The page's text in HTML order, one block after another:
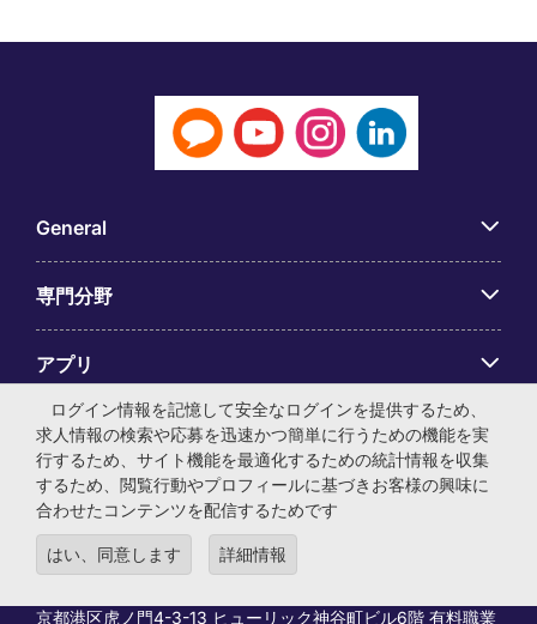
General
専門分野
アプリ
Employer Centre
© マイケル・ペイジ・インターナショナル・ジャパン株式会
京都港区虎ノ門4-3-13 ヒューリック神谷町ビル6階 有料職業
ログイン情報を記憶して安全なログインを提供するため、
求人情報の検索や応募を迅速かつ簡単に行うための機能を実
行するため、サイト機能を最適化するための統計情報を収集
するため、閲覧行動やプロフィールに基づきお客様の興味に
合わせたコンテンツを配信するためです
はい、同意します 詳細情報